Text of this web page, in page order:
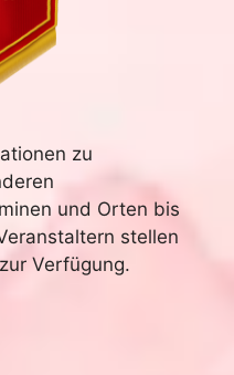
zu
und Orten bis
stellen
Verfügung.